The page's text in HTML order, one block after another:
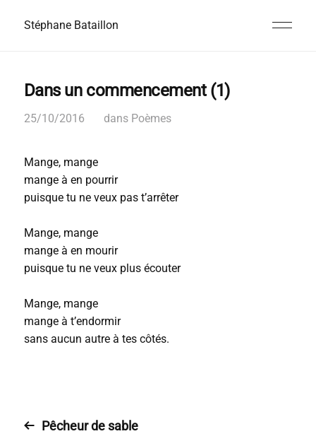
Stéphane Bataillon
Dans un commencement (1)
25/10/2016 dans Poèmes
Mange, mange
mange à en pourrir
puisque tu ne veux pas t’arrêter
Mange, mange
mange à en mourir
puisque tu ne veux plus écouter
Mange, mange
mange à t’endormir
sans aucun autre à tes côtés.
Pêcheur de sable